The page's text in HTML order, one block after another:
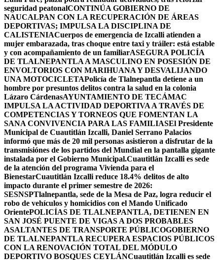
seguridad peatonalCONTINÚA GOBIERNO DE
NAUCALPAN CON LA RECUPERACIÓN DE ÁREAS
DEPORTIVAS; IMPULSA LA DISCIPLINA DE
CALISTENIACuerpos de emergencia de Izcalli atienden a
mujer embarazada, tras choque entre taxi y tráiler: está estable
y con acompañamiento de un familiarASEGURA POLICÍA
DE TLALNEPANTLA A MASCULINO EN POSESIÓN DE
ENVOLTORIOS CON MARIHUANA Y DESVALIJANDO
UNA MOTOCICLETAPolicía de Tlalnepantla detiene a un
hombre por presuntos delitos contra la salud en la colonia
Lázaro CárdenasAYUNTAMIENTO DE TECÁMAC
IMPULSA LA ACTIVIDAD DEPORTIVA A TRAVÉS DE
COMPETENCIAS Y TORNEOS QUE FOMENTAN LA
SANA CONVIVENCIA PARA LAS FAMILIASEl Presidente
Municipal de Cuautitlán Izcalli, Daniel Serrano Palacios
informó que más de 20 mil personas asistieron a disfrutar de la
transmisiónes de los partidos del Mundial en la pantalla gigante
instalada por el Gobierno Municipal.Cuautitlán Izcalli es sede
de la atención del programa Vivienda para el
BienestarCuautitlán Izcalli reduce 18.4% delitos de alto
impacto durante el primer semestre de 2026:
SESNSPTlalnepantla, sede de la Mesa de Paz, logra reducir el
robo de vehículos y homicidios con el Mando Unificado
OrientePOLICÍAS DE TLALNEPANTLA, ​DETIENEN EN
SAN JOSÉ PUENTE DE VIGAS A DOS PROBABLES
ASALTANTES DE TRANSPORTE PÚBLICOGOBIERNO
DE TLALNEPANTLA RECUPERA ESPACIOS PÚBLICOS
CON LA RENOVACIÓN TOTAL DEL MÓDULO
DEPORTIVO BOSQUES CEYLÁNCuautitlán Izcalli es sede